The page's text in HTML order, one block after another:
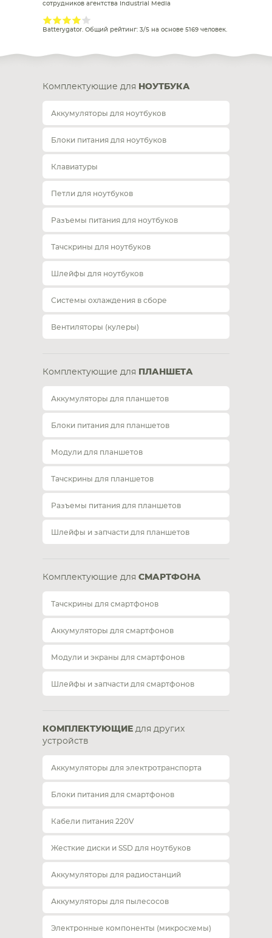
сотрудников агентства Industrial Media
Batterygator. Общий рейтинг: 3/5 на основе 5169 человек.
Комплектующие для НОУТБУКА
Аккумуляторы для ноутбуков
Блоки питания для ноутбуков
Клавиатуры
Петли для ноутбуков
Разъемы питания для ноутбуков
Тачскрины для ноутбуков
Шлейфы для ноутбуков
Системы охлаждения в сборе
Вентиляторы (кулеры)
Комплектующие для ПЛАНШЕТА
Аккумуляторы для планшетов
Блоки питания для планшетов
Модули для планшетов
Тачскрины для планшетов
Разъемы питания для планшетов
Шлейфы и запчасти для планшетов
Комплектующие для СМАРТФОНА
Тачскрины для смартфонов
Аккумуляторы для смартфонов
Модули и экраны для смартфонов
Шлейфы и запчасти для смартфонов
КОМПЛЕКТУЮЩИЕ для других
устройств
Аккумуляторы для электротранспорта
Блоки питания для смартфонов
Кабели питания 220V
Жесткие диски и SSD для ноутбуков
Аккумуляторы для радиостанций
Аккумуляторы для пылесосов
Электронные компоненты (микросхемы)